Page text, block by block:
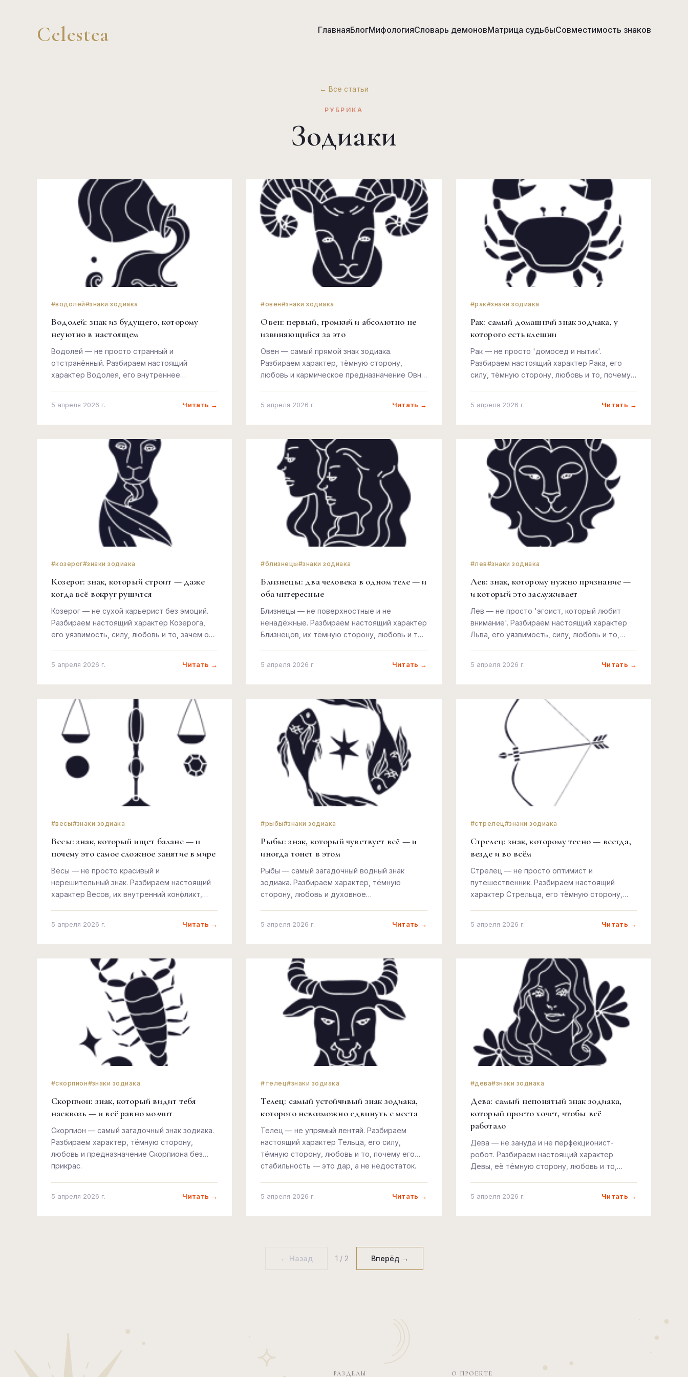
Celestea ГлавнаяБлогМифологияСловарь демоновМатрица судьбыСовместимость знаков
← Все статьи
РУБРИКА
Зодиаки
#водолей#знаки зодиака
Водолей: знак из будущего, которому
неуютно в настоящем
Водолей — не просто странный и
отстранённый. Разбираем настоящий
характер Водолея, его внутреннее
5 апреля 2026 г. Читать →
#овен#знаки зодиака
Овен: первый, громкий и абсолютно не
извиняющийся за это
Овен — самый прямой знак зодиака.
Разбираем характер, тёмную сторону,
любовь и кармическое предназначение Овна
5 апреля 2026 г. Читать →
#рак#знаки зодиака
Рак: самый домашний знак зодиака, у
которого есть клешни
Рак — не просто 'домосед и нытик'.
Разбираем настоящий характер Рака, его
силу, тёмную сторону, любовь и то, почему
5 апреля 2026 г. Читать →
#козерог#знаки зодиака
Козерог: знак, который строит — даже
когда всё вокруг рушится
Козерог — не сухой карьерист без эмоций.
Разбираем настоящий характер Козерога,
его уязвимость, силу, любовь и то, зачем он
5 апреля 2026 г. Читать →
#близнецы#знаки зодиака
Близнецы: два человека в одном теле — и
оба интересные
Близнецы — не поверхностные и не
ненадёжные. Разбираем настоящий характер
Близнецов, их тёмную сторону, любовь и то,
5 апреля 2026 г. Читать →
#лев#знаки зодиака
Лев: знак, которому нужно признание —
и который это заслуживает
Лев — не просто 'эгоист, который любит
внимание'. Разбираем настоящий характер
Льва, его уязвимость, силу, любовь и то,
5 апреля 2026 г. Читать →
#весы#знаки зодиака
Весы: знак, который ищет баланс — и
почему это самое сложное занятие в мире
Весы — не просто красивый и
нерешительный знак. Разбираем настоящий
характер Весов, их внутренний конфликт,
5 апреля 2026 г. Читать →
#рыбы#знаки зодиака
Рыбы: знак, который чувствует всё — и
иногда тонет в этом
Рыбы — самый загадочный водный знак
зодиака. Разбираем характер, тёмную
сторону, любовь и духовное
5 апреля 2026 г. Читать →
#стрелец#знаки зодиака
Стрелец: знак, которому тесно — всегда,
везде и во всём
Стрелец — не просто оптимист и
путешественник. Разбираем настоящий
характер Стрельца, его тёмную сторону,
5 апреля 2026 г. Читать →
#скорпион#знаки зодиака
Скорпион: знак, который видит тебя
насквозь — и всё равно молчит
Скорпион — самый загадочный знак зодиака.
Разбираем характер, тёмную сторону,
любовь и предназначение Скорпиона без
прикрас.
5 апреля 2026 г. Читать →
#телец#знаки зодиака
Телец: самый устойчивый знак зодиака,
которого невозможно сдвинуть с места
Телец — не упрямый лентяй. Разбираем
настоящий характер Тельца, его силу,
тёмную сторону, любовь и то, почему его
стабильность — это дар, а не недостаток.
5 апреля 2026 г. Читать →
#дева#знаки зодиака
Дева: самый непонятый знак зодиака,
который просто хочет, чтобы всё
работало
Дева — не занудa и не перфекционист-
робот. Разбираем настоящий характер
Девы, её тёмную сторону, любовь и то,
5 апреля 2026 г. Читать →
← Назад 1 / 2 Вперёд →
РАЗДЕЛЫ О ПРОЕКТЕ